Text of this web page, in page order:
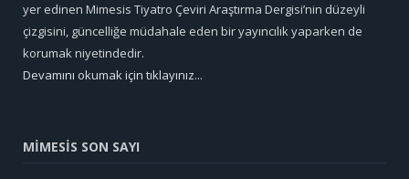
yer edinen Mimesis Tiyatro Çeviri Araştırma Dergisi’nin düzeyli
çizgisini, güncelliğe müdahale eden bir yayıncılık yaparken de
korumak niyetindedir.
Devamını okumak için tıklayınız...
MİMESİS SON SAYI